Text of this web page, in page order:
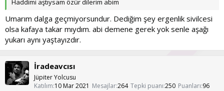
Haddimi aştıysam özür dilerim abim
Umarım dalga geçmiyorsundur. Dediğim şey ergenlik sivilcesi
olsa kafaya takar mıydım. abi demene gerek yok senle aşağı
yukarı aynı yaştayızdır.
İradeavcısı
Jüpiter Yolcusu
Katılım 10 Mar 2021 Mesajlar264 Tepki puanı 250 Puanları 96